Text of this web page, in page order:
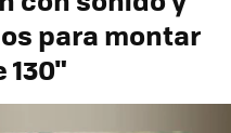
para montar
130"